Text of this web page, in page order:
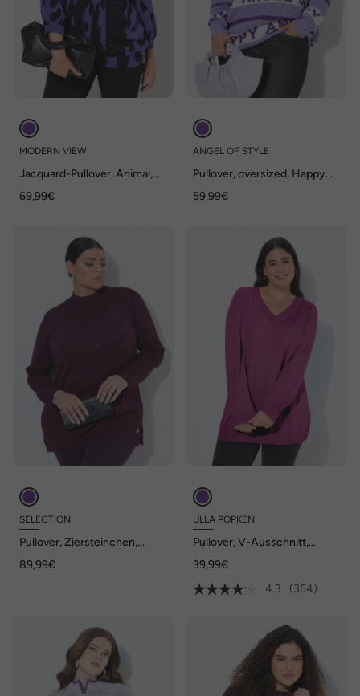
MODERN VIEW
Jacquard-Pullover, Animal,
69,99€
ANGEL OF STYLE
Pullover, oversized, Happy
59,99€
SELECTION
Pullover, Ziersteinchen,
89,99€
ULLA POPKEN
Pullover, V-Ausschnitt,
39,99€
4.3
(354)